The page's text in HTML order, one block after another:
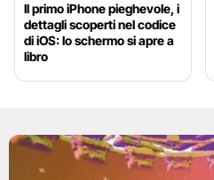
Il primo iPhone pieghevole, i
dettagli scoperti nel codice
di iOS: lo schermo si apre a
libro